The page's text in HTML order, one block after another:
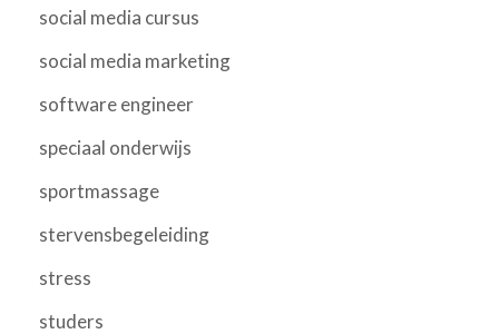
social media cursus
social media marketing
software engineer
speciaal onderwijs
sportmassage
stervensbegeleiding
stress
studers